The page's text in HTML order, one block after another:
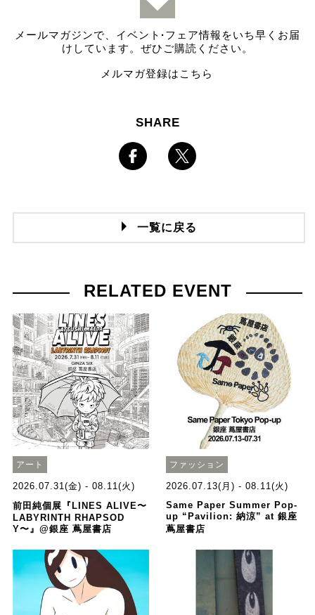
メールマガジンで、イベント ·フェア情報をいち早くお届
けしています。ぜひご購読ください。
メルマガ登録はこちら
SHARE
一覧に戻る
RELATED EVENT
アート
2026.07.31(金) - 08.11(火)
前田純個展『LINES ALIVE〜
LABYRINTH RHAPSOD
Y〜』@銀座 蔦屋書店
ファッション
2026.07.13(月) - 08.11(火)
Same Paper Summer Pop-
up “Pavilion: 納涼” at 銀座
蔦屋書店